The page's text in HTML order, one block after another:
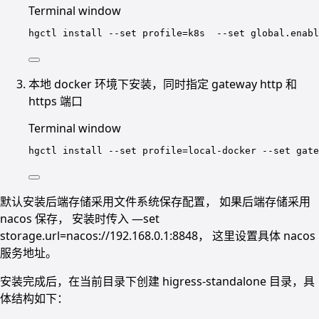
Terminal window
hgctl install --set profile=k8s --set
本地 docker 环境下安装，同时指定 gateway http 和
https 端口
Terminal window
hgctl install --set profile=local-docker --set
默认安装后端存储采用文件系统保存配置， 如果后端存储采用
nacos 保存， 安装时传入 —set
storage.url=nacos://192.168.0.1:8848， 这里设置具体 nacos
服务地址。
安装完成后，在当前目录下创建 higress-standalone 目录，具
体结构如下：